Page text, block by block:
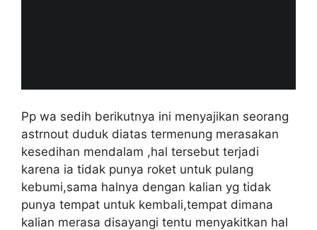
Pp wa sedih berikutnya ini menyajikan seorang
astrnout duduk diatas termenung merasakan
kesedihan mendalam ,hal tersebut terjadi
karena ia tidak punya roket untuk pulang
kebumi,sama halnya dengan kalian yg tidak
punya tempat untuk kembali,tempat dimana
kalian merasa disayangi tentu menyakitkan hal